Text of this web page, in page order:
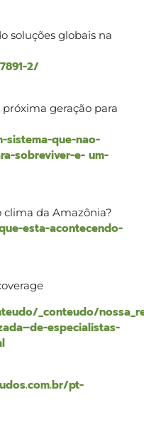
soluções globais na
2/
geração para
sistema-que-nao-
sobreviver-e- um-
clima da Amazônia?
esta-acontecendo-
_conteudo/
especialistas-
pt-